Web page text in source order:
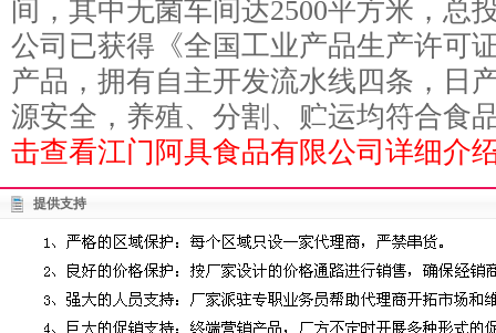
间，其中无菌车间达2500平方米，总
公司已获得《全国工业产品生产许可
产品，拥有自主开发流水线四条，日
源安全，养殖、分割、贮运均符合食
击查看江门阿具食品有限公司详细介
提供支持